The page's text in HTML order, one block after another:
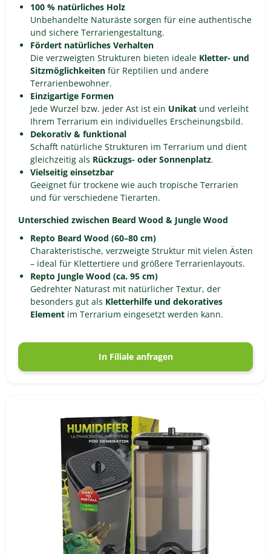
100 % natürliches Holz
Unbehandelte Naturäste sorgen für eine authentische
und sichere Terrariengestaltung.
Fördert natürliches Verhalten
Die verzweigten Strukturen bieten ideale Kletter- und
Sitzmöglichkeiten für Reptilien und andere
Terrarienbewohner.
Einzigartige Formen
Jede Wurzel bzw. jeder Ast ist ein Unikat und verleiht
Ihrem Terrarium ein individuelles Erscheinungsbild.
Dekorativ & funktional
Schafft natürliche Strukturen im Terrarium und dient
gleichzeitig als Rückzugs- oder Sonnenplatz.
Vielseitig einsetzbar
Geeignet für trockene wie auch tropische Terrarien
und für verschiedene Tierarten.
Unterschied zwischen Beard Wood & Jungle Wood
Repto Beard Wood (60–80 cm)
Charakteristische, verzweigte Struktur mit vielen Ästen
– ideal für Klettertiere und größere Terrarienlayouts.
Repto Jungle Wood (ca. 95 cm)
Gedrehter Naturast mit natürlicher Textur, der
besonders gut als Kletterhilfe und dekoratives
Element im Terrarium eingesetzt werden kann.
In Filiale anfragen